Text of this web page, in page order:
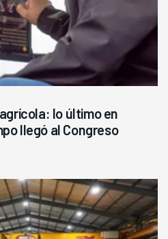
lo último en
llegó al Congreso